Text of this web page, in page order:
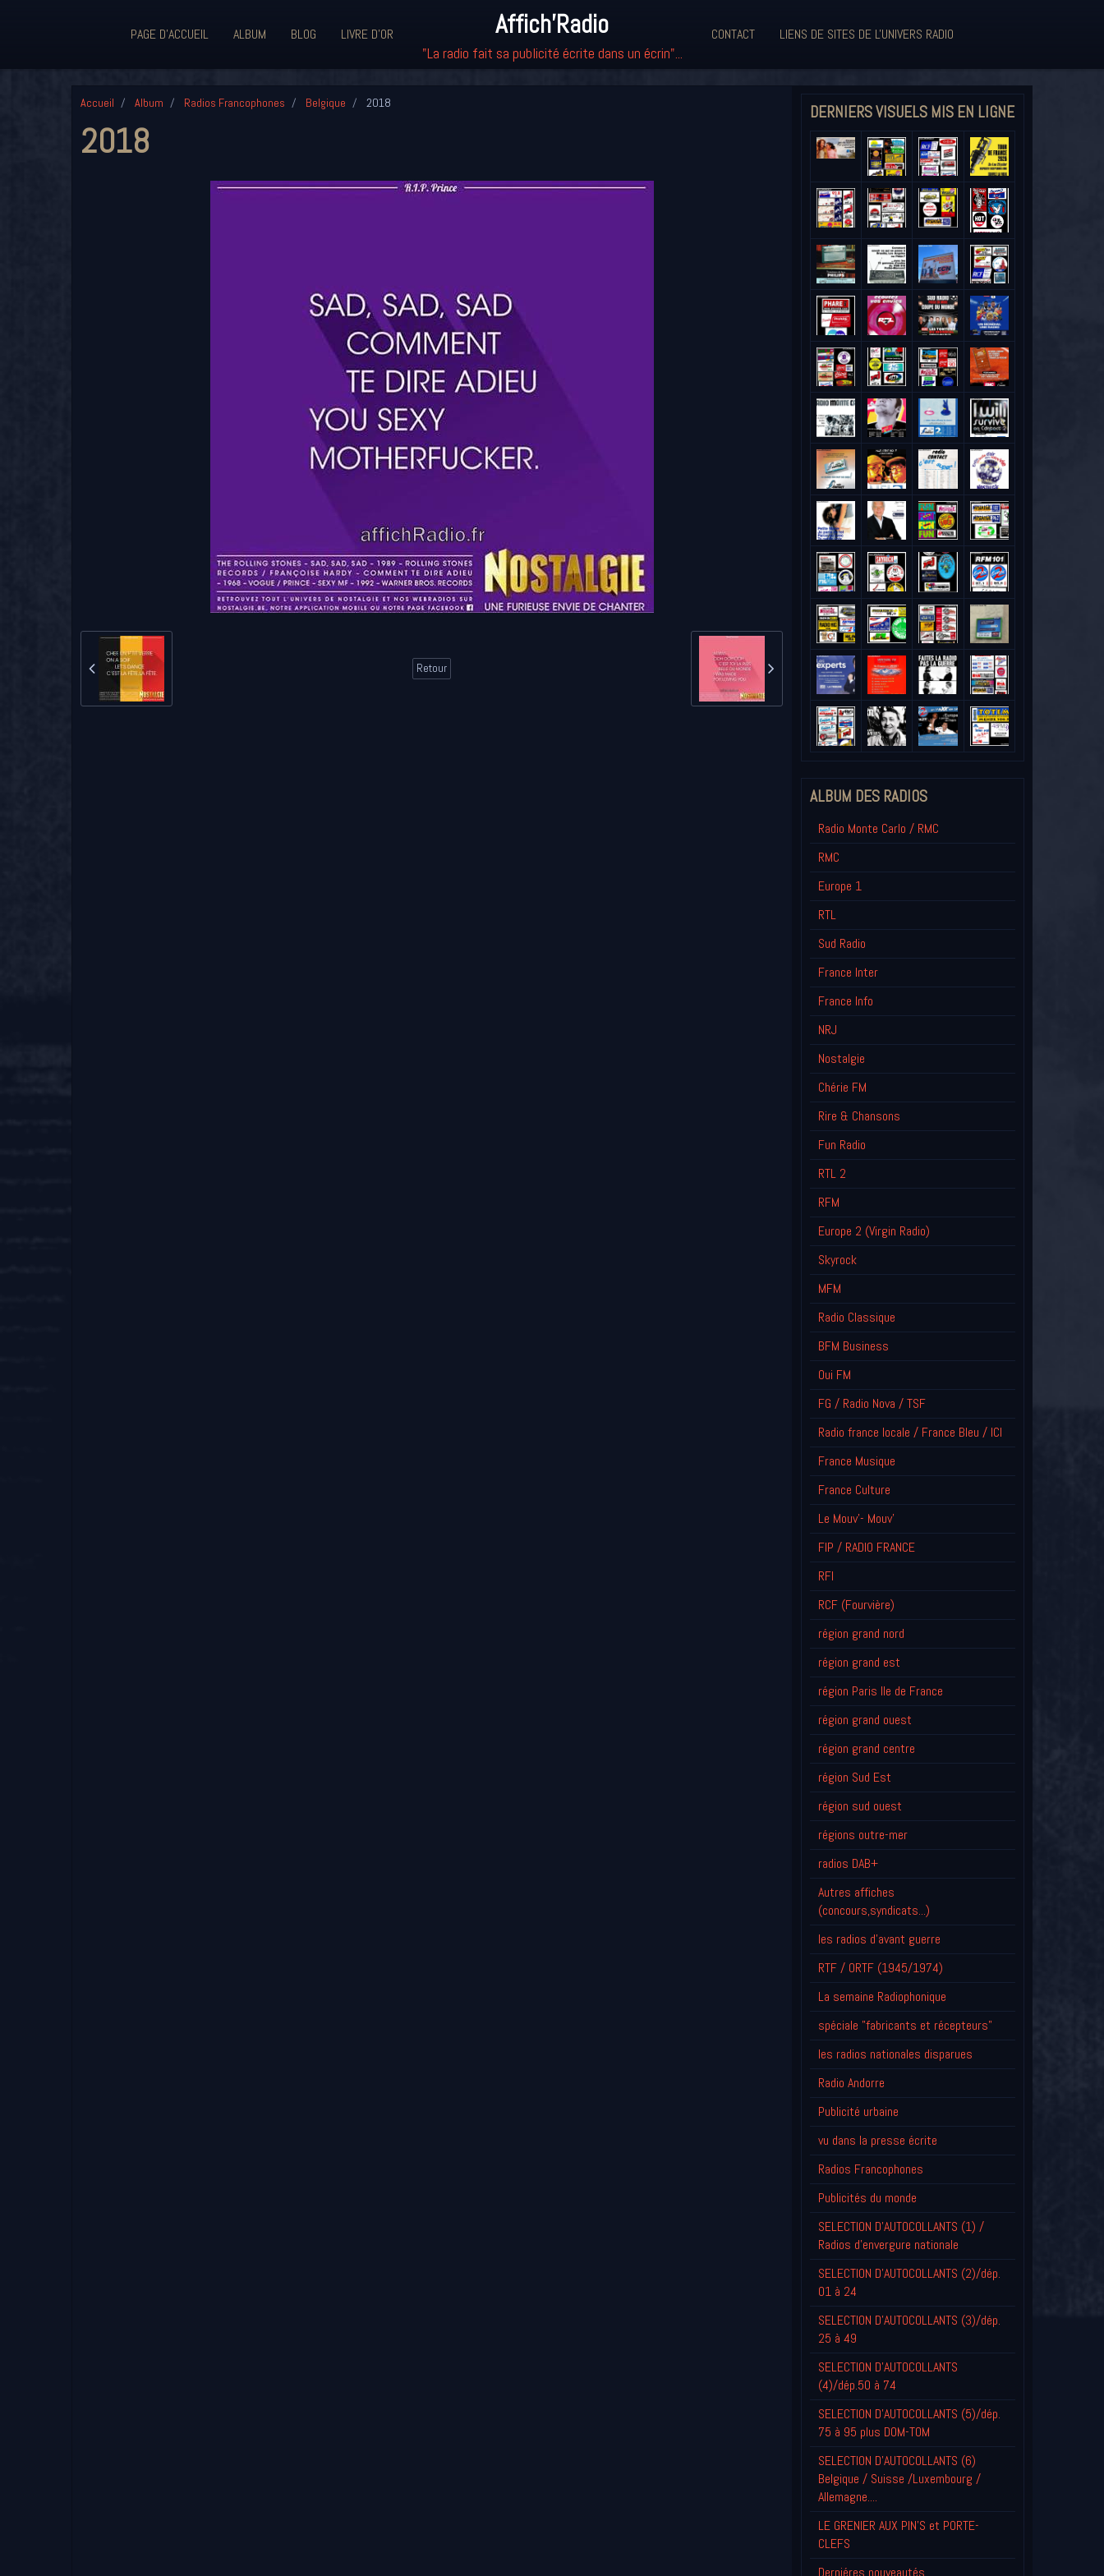
PAGE D'ACCUEIL ALBUM BLOG LIVRE D'OR Affich'Radio
"La radio fait sa publicité écrite dans un écrin"...
CONTACT LIENS DE SITES DE L'UNIVERS RADIO
Accueil Album Radios Francophones Belgique 2018
2018
Retour
DERNIERS VISUELS MIS EN LIGNE
ALBUM DES RADIOS
Radio Monte Carlo / RMC
RMC
Europe 1
RTL
Sud Radio
France Inter
France Info
NRJ
Nostalgie
Chérie FM
Rire & Chansons
Fun Radio
RTL 2
RFM
Europe 2 (Virgin Radio)
Skyrock
MFM
Radio Classique
BFM Business
Oui FM
FG / Radio Nova / TSF
Radio france locale / France Bleu / ICI
France Musique
France Culture
Le Mouv'- Mouv'
FIP / RADIO FRANCE
RFI
RCF (Fourvière)
région grand nord
région grand est
région Paris Ile de France
région grand ouest
région grand centre
région Sud Est
région sud ouest
régions outre-mer
radios DAB+
Autres affiches
(concours,syndicats...)
les radios d'avant guerre
RTF / ORTF (1945/1974)
La semaine Radiophonique
spéciale "fabricants et récepteurs"
les radios nationales disparues
Radio Andorre
Publicité urbaine
vu dans la presse écrite
Radios Francophones
Publicités du monde
SELECTION D'AUTOCOLLANTS (1) /
Radios d'envergure nationale
SELECTION D'AUTOCOLLANTS (2)/dép.
01 à 24
SELECTION D'AUTOCOLLANTS (3)/dép.
25 à 49
SELECTION D'AUTOCOLLANTS
(4)/dép.50 à 74
SELECTION D'AUTOCOLLANTS (5)/dép.
75 à 95 plus DOM-TOM
SELECTION D'AUTOCOLLANTS (6)
Belgique / Suisse /Luxembourg /
Allemagne....
LE GRENIER AUX PIN'S et PORTE-
CLEFS
Derniéres nouveautés